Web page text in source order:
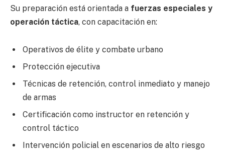
Su preparación está orientada a fuerzas especiales y
operación táctica, con capacitación en:
Operativos de élite y combate urbano
Protección ejecutiva
Técnicas de retención, control inmediato y manejo
de armas
Certificación como instructor en retención y
control táctico
Intervención policial en escenarios de alto riesgo